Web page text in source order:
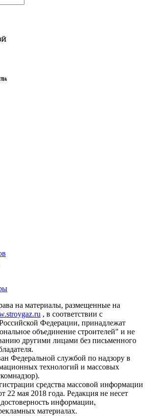
на материалы, размещенные на
, в соответствии с
Федерации, принадлежат
объединение строителей" и не
другими лицами без письменного
Федеральной службой по надзору в
технологий и массовых
средства массовой информации
мая 2018 года. Редакция не несет
достоверность информации,
материалах.